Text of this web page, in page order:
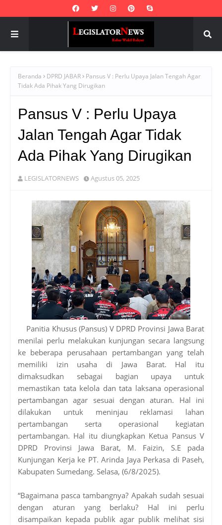
Beranda DPRD JABAR
Pansus V : Perlu Upaya Jalan Tengah Agar
Tidak Ada Pihak Yang Dirugikan
Pansus V : Perlu Upaya
Jalan Tengah Agar Tidak
Ada Pihak Yang Dirugikan
LEGISLATORNEWS Agustus 05, 2025
Panitia Khusus (Pansus) V DPRD Provinsi Jawa Barat
menilai perlu melakukan kunjungan secara langsung
ke beberapa perusahaan pertambangan yang telah
memiliki izin usaha di Jawa Barat. Hal itu
dimaksudkan sebagai bagian upaya untuk
memastikan tata kelola dan tata laksana operasional
pertambangan agar sesuai dengan aturan. Hal ini
dilakukan untuk meninjau reklamasi lahan
pertambangan serta operasional kegiatan
pertambangan. Hal itu diungkapkan Ketua Pansus V
DPRD Provinsi Jawa Barat, M. Faizin, S.E pada
Kunjungan Kerja ke PT. Arinda Jaya Perkasa di Paseh,
Kabupaten Sumedang. Selasa, (6/8/2025).
“Bagaimana pasca tambangnya? Apakah sudah sesuai
dengan aturan yang berlaku? Hal ini perlu
disampaikan kepada publik agar publik melihat sisi